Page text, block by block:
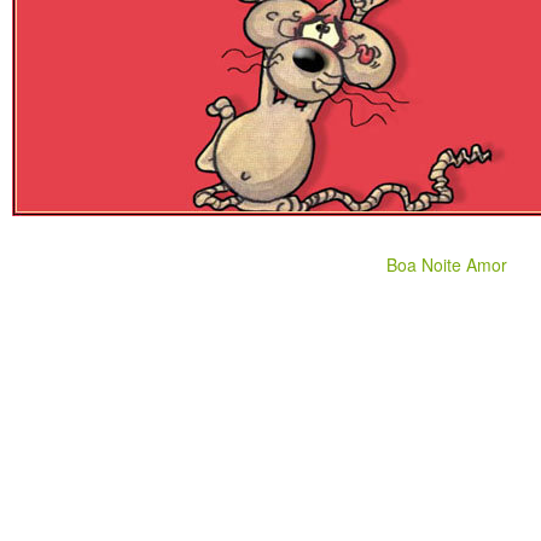
Boa Noite Amor